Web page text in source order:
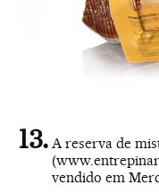
A reserva de
vendido em